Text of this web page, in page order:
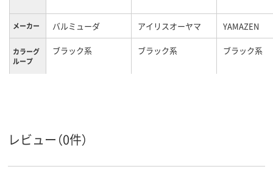
メーカー バルミューダ アイリスオーヤマ YAMAZEN
カラーグ
ループ
ブラック系 ブラック系 ブラック系
レビュー（0件）